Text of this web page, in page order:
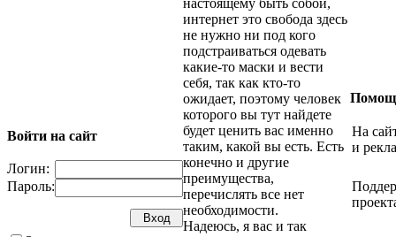
Войти на сайт
Логин:
Пароль:
настоящему быть собой,
интернет это свобода здесь
не нужно ни под кого
подстраиваться одевать
какие-то маски и вести
себя, так как кто-то
ожидает, поэтому человек
которого вы тут найдете
будет ценить вас именно
таким, какой вы есть. Есть
конечно и другие
преимущества,
перечислять все нет
необходимости.
Надеюсь, я вас и так
На
и